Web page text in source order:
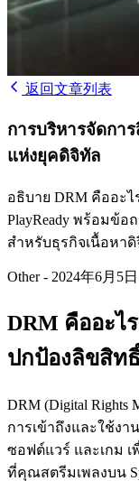
返回文章列表
การบริหารจัดกา
แห่งยุคดิจิทัล
อธิบาย DRM คืออะไ
PlayReady พร้อมข้อ
สำหรับธุรกิจเนื้อหา
Other- 2024年6月5日
DRM คืออะไ
ปกป้องลิขสิท
DRM (Digital Rights
การเข้าถึงและใช้งา
ซอฟต์แวร์ และเกม
ที่คุณสตรีมเพลงบน